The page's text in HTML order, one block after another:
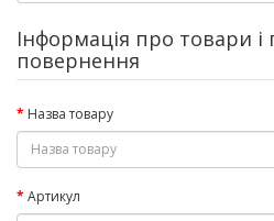
Інформація про товари і причина
повернення
Назва товару
Артикул